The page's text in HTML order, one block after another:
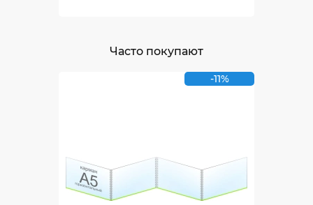
Часто покупают
-11%